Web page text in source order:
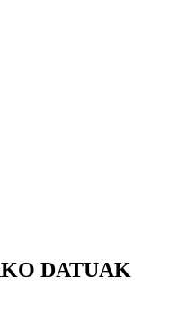
DATUAK